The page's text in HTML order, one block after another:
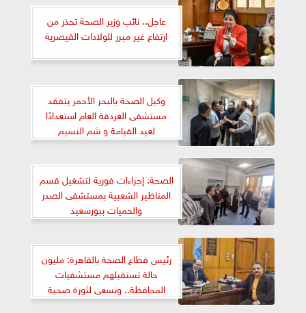
عاجل.. نائب وزير الصحة تحذر من
ارتفاع غير مبرر للولادات القيصرية
وكيل الصحة بالبحر الأحمر يتفقد
مستشفى الغردقة العام استعدادًا
لعيد القيامة و شم النسيم
الصحة: إجراءات فورية لتشغيل قسم
المناظير الشعبية بمستشفى الصدر
والحميات ببورسعيد
رئيس قطاع الصحة بالقاهرة: مليون
حالة تستقبلهم مستشفيات
المحافظة.. ونسعى لثورة صحية
تواكب المستقبل|خاص